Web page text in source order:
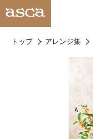
トップ アレンジ集